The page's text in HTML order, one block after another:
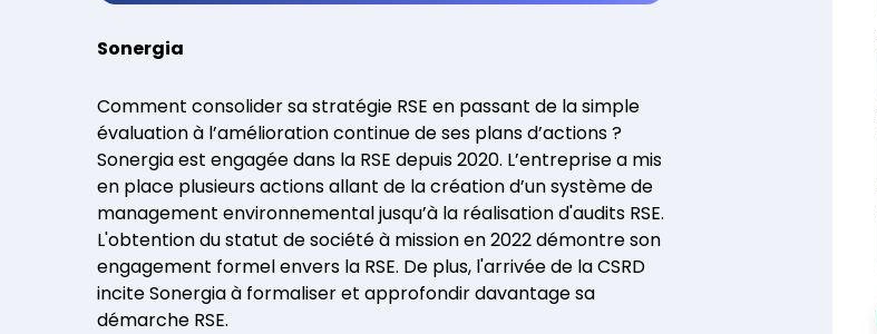
Faire progresser une
démarche existante
Optimisation continue
Sonergia
Comment consolider sa stratégie RSE en passant de la simple
évaluation à l’amélioration continue de ses plans d’actions ?
Sonergia est engagée dans la RSE depuis 2020. L’entreprise a mis
en place plusieurs actions allant de la création d’un système de
management environnemental jusqu’à la réalisation d'audits RSE.
L'obtention du statut de société à mission en 2022 démontre son
engagement formel envers la RSE. De plus, l'arrivée de la CSRD
incite Sonergia à formaliser et approfondir davantage sa
démarche RSE.